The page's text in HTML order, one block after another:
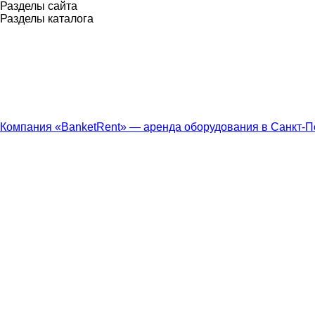
Разделы сайта
Разделы каталога
Компания «BanketRent» — аренда оборудования в Санкт-